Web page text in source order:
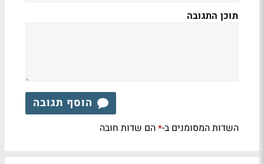
תוכן התגובה
הוסף תגובה
השדות המסומנים ב-*הם שדות חובה